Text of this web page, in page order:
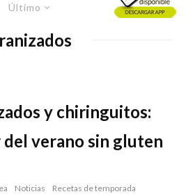
Último
y chiringuitos:
verano sin gluten
Noticias
Recetas de temporada